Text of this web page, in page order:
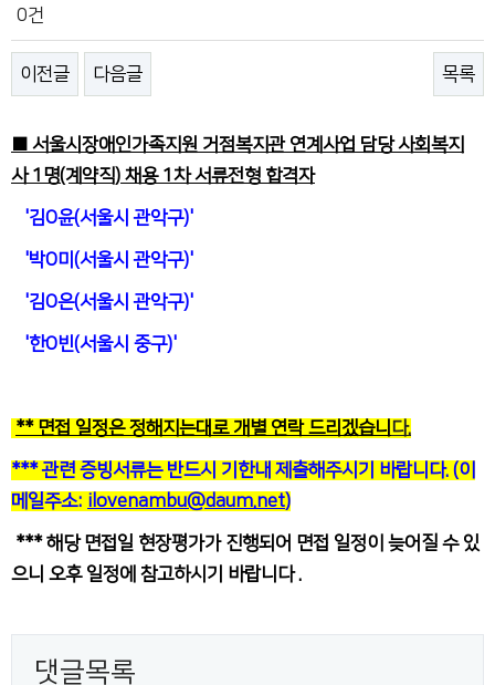
0건
이전글 다음글 목록
■ 서울시장애인가족지원 거점복지관 연계사업 담당 사회복지
사1명(계약직) 채용 1차 서류전형 합격자
'김O윤(서울시 관악구)'
'박O미(서울시 관악구)'
'김O은(서울시 관악구)'
'한O빈(서울시 중구)'
** 면접 일정은 정해지는대로 개별 연락 드리겠습니 다.
*** 관련 증빙서류는 반드시 기한내 제출해주시기 바랍니다. (이
메일주소: ilovenambu@daum.net)
*** 해당 면접일 현장평가가 진행되어 면접 일정이 늦어질 수 있
으니 오후 일정에 참고하시기 바랍니다 .
댓글목록